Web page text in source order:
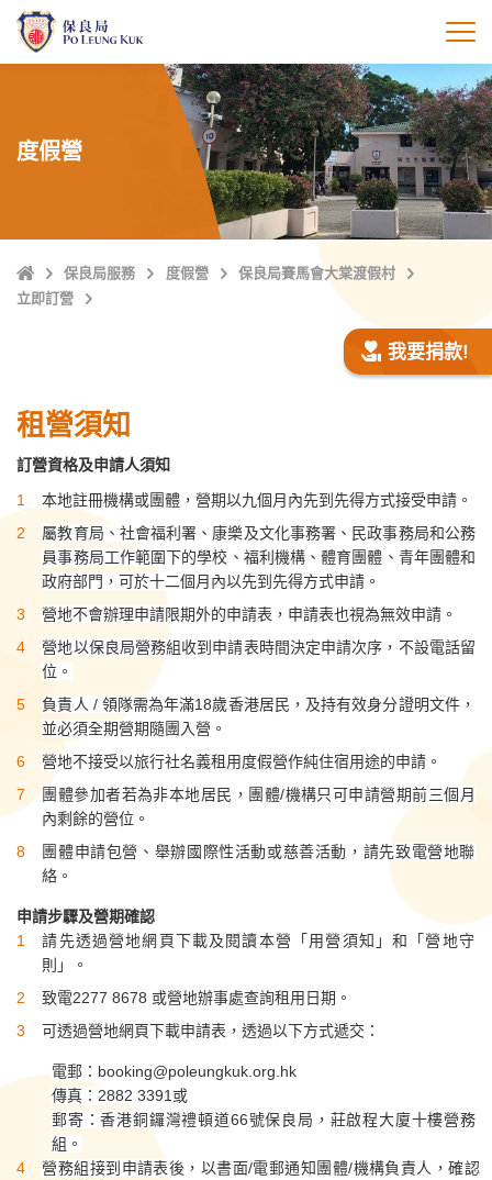
打
度假營
主
頁
保良局服務 度假營
保良局賽馬會大棠渡假村
立即訂營
我要捐款!
租營須知
訂營資格及申請人須知
本地註冊機構或團體，營期以九個月內先到先得方式接受申請。
屬教育局、社會福利署、康樂及文化事務署、民政事務局和公務
員事務局工作範圍下的學校、福利機構、體育團體、青年團體和
政府部門，可於十二個月內以先到先得方式申請。
營地不會辦理申請限期外的申請表，申請表也視為無效申請。
營地以保良局營務組收到申請表時間決定申請次序，不設電話留
位。
負責人 / 領隊需為年滿18歲香港居民，及持有效身分證明文件，
並必須全期營期隨團入營。
營地不接受以旅行社名義租用度假營作純住宿用途的申請。
團體參加者若為非本地居民，團體/機構只可申請營期前三個月
內剩餘的營位。
團體申請包營、舉辦國際性活動或慈善活動，請先致電營地聯
絡。
申請步驟及營期確認
請先透過營地網頁下載及閱讀本營「用營須知」和「營地守
則」。
致電2277 8678 或營地辦事處查詢租用日期。
可透過營地網頁下載申請表，透過以下方式遞交：
電郵： booking@poleungkuk.org.hk
傳真：2882 3391或
郵寄：香港銅鑼灣禮頓道66號保良局，莊啟程大廈十樓營務
組。
營務組接到申請表後，以書面/電郵通知團體/機構負責人，確認